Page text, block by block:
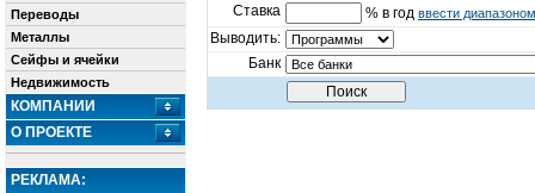
Переводы
Металлы
Сейфы и ячейки
Недвижимость
КОМПАНИИ
О ПРОЕКТЕ
РЕКЛАМА:
Ставка % в год ввести диапазоном
Выводить:
Банк